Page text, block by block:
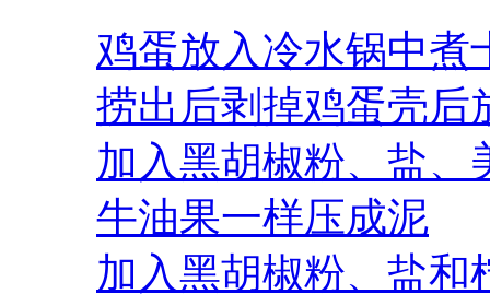
鸡蛋放入冷水锅中煮
捞出后剥掉鸡蛋壳后
加入黑胡椒粉、盐、
牛油果一样压成泥
加入黑胡椒粉、盐和